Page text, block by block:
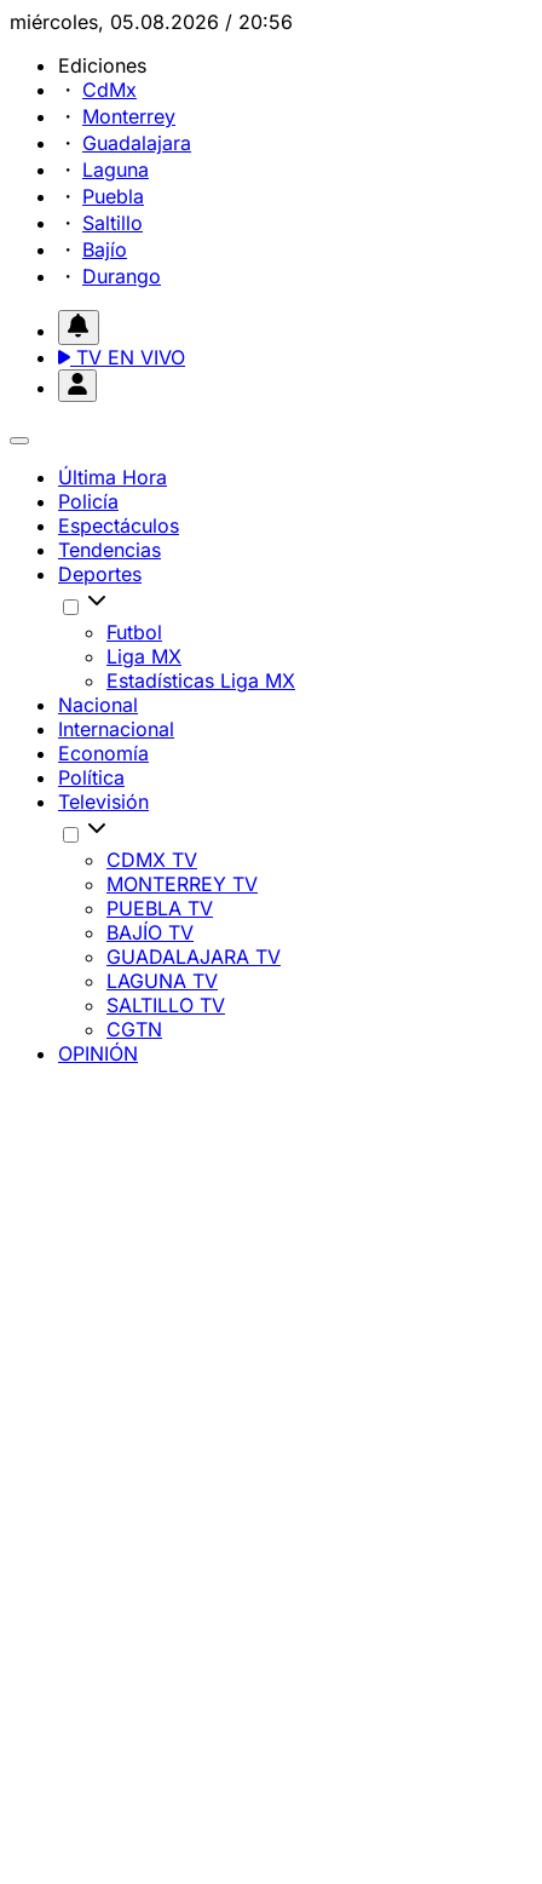
miércoles, 05.08.2026 / 20:56
Ediciones
CdMx
Monterrey
Guadalajara
Laguna
Puebla
Saltillo
Bajío
Durango
TV EN VIVO
Última Hora
Policía
Espectáculos
Tendencias
Deportes
Futbol
Liga MX
Estadísticas Liga MX
Nacional
Internacional
Economía
Política
Televisión
CDMX TV
MONTERREY TV
PUEBLA TV
BAJÍO TV
GUADALAJARA TV
LAGUNA TV
SALTILLO TV
CGTN
OPINIÓN